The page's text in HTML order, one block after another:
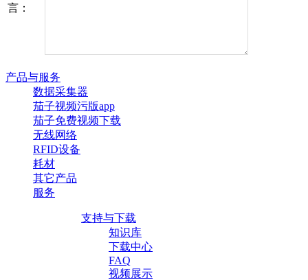
言：
产品与服务
数据采集器
茄子视频污版app
茄子免费视频下载
无线网络
RFID设备
耗材
其它产品
服务
支持与下载
知识库
下载中心
FAQ
视频展示